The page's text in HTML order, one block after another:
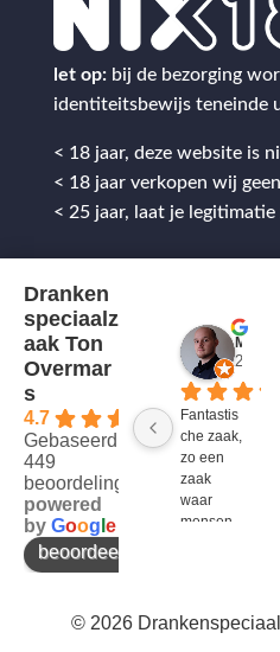
let op: bij de bezorging
identiteitsbewijs teneinde
< 18 jaar, deze website is
< 18 jaar verkopen wij
< 25 jaar, laat je legitimatie
Dranken
speciaalz
aak Ton
Overmar
s
4.7
Gebaseerd op
449
beoordelingen
powered
by Goog e
beoordeel ons op
2 jaar
Fantastis
che zaak,
zo een
zaak
waar
mensen
enthousi
© 2026